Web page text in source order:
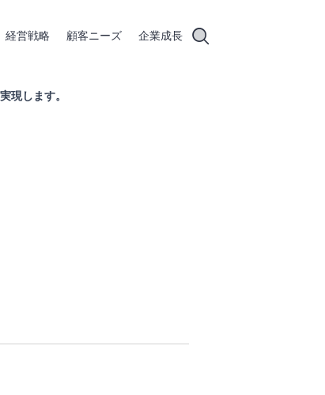
経営戦略 顧客ニーズ 企業成長
現します。